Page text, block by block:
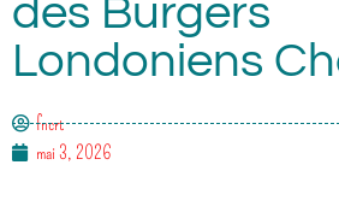
des Burgers
Londoniens
fncrt
mai 3, 2026